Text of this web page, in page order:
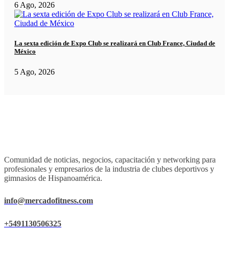
6 Ago, 2026
La sexta edición de Expo Club se realizará en Club France, Ciudad de
México
5 Ago, 2026
Comunidad de noticias, negocios, capacitación y networking para
profesionales y empresarios de la industria de clubes deportivos y
gimnasios de Hispanoamérica.
info@mercadofitness.com
+5491130506325